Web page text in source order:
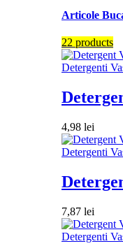
Articole
22 products
Detergenti
4,98 lei
Detergenti
7,87 lei
Detergenti